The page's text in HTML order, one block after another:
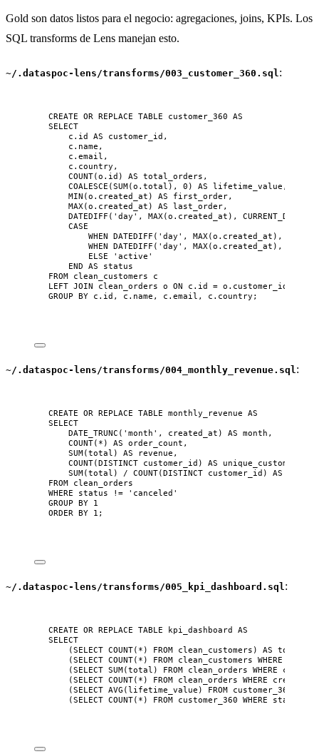
Gold son datos listos para el negocio: agregaciones, joins, KPIs. Los
SQL transforms de Lens manejan esto.
~/.dataspoc-lens/transforms/003_customer_360.sql :
CREATE OR REPLACE TABLE customer_360 AS
SELECT
c . id AS customer_id,
c . name ,
c . email ,
c . country ,
COUNT(o . id ) AS total_orders,
COALESCE (SUM(o . total ), 0 ) AS lifetime_value,
MIN (o . created_at ) AS first_order,
MAX(o . created_at ) AS last_order,
DATEDIFF ( ' day ' , MAX(o . created_at ), CURRENT_DATE)
CASE
WHEN DATEDIFF ( ' day ' , MAX(o . created_at ),
WHEN DATEDIFF ( ' day ' , MAX(o . created_at ),
ELSE
' active '
END AS
status
FROM clean_customers c
LEFT JOIN clean_orders o ON c . id = o . customer_id
GROUP BY c . id , c . name , c . email , c . country ;
~/.dataspoc-lens/transforms/004_monthly_revenue.sql :
CREATE OR REPLACE TABLE monthly_revenue AS
SELECT
DATE_TRUNC( ' month ' , created_at) AS month ,
COUNT( * ) AS order_count,
SUM(total) AS revenue,
COUNT(DISTINCT customer_id) AS unique_customers,
SUM(total) / COUNT(DISTINCT customer_id) AS
FROM clean_orders
WHERE
status != ' canceled '
GROUP BY 1
ORDER BY 1 ;
~/.dataspoc-lens/transforms/005_kpi_dashboard.sql :
CREATE OR REPLACE TABLE kpi_dashboard AS
SELECT
(SELECT COUNT( * ) FROM clean_customers) AS
(SELECT COUNT( * ) FROM clean_customers WHERE
(SELECT SUM(total) FROM clean_orders WHERE
(SELECT COUNT( * ) FROM clean_orders WHERE
(SELECT AVG (lifetime_value) FROM customer_360)
(SELECT COUNT( * ) FROM customer_360 WHERE status